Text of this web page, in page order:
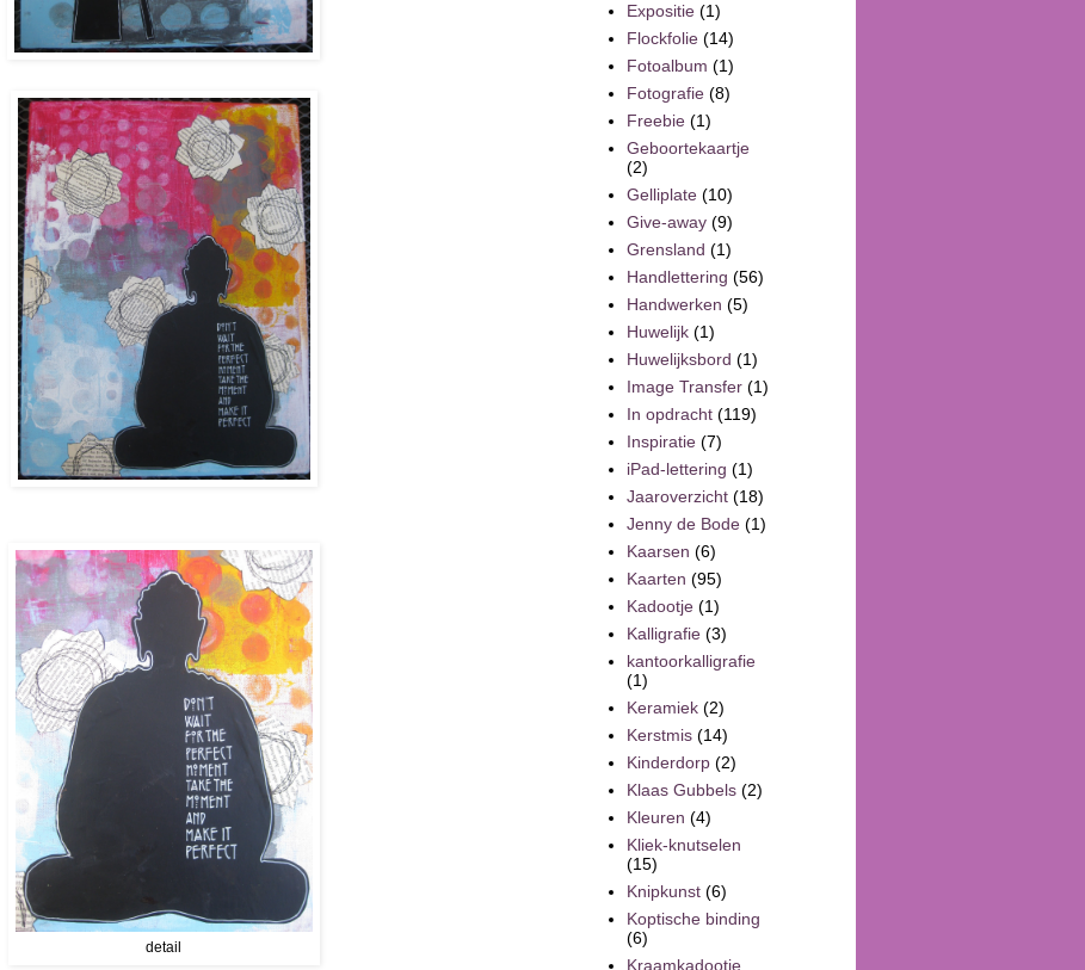
detail
Expositie (1)
Flockfolie (14)
Fotoalbum (1)
Fotografie (8)
Freebie (1)
Geboortekaartje
(2)
Gelliplate (10)
Give-away (9)
Grensland (1)
Handlettering (56)
Handwerken (5)
Huwelijk (1)
Huwelijksbord (1)
Image Transfer (1)
In opdracht (119)
Inspiratie (7)
iPad-lettering (1)
Jaaroverzicht (18)
Jenny de Bode (1)
Kaarsen (6)
Kaarten (95)
Kadootje (1)
Kalligrafie (3)
kantoorkalligrafie
(1)
Keramiek (2)
Kerstmis (14)
Kinderdorp (2)
Klaas Gubbels (2)
Kleuren (4)
Kliek-knutselen
(15)
Knipkunst (6)
Koptische binding
(6)
Kraamkadootje